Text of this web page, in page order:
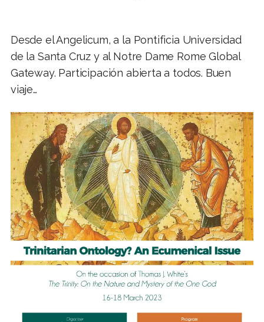
Desde el Angelicum, a la Pontificia Universidad
de la Santa Cruz y al Notre Dame Rome Global
Gateway. Participación abierta a todos. Buen
viaje…